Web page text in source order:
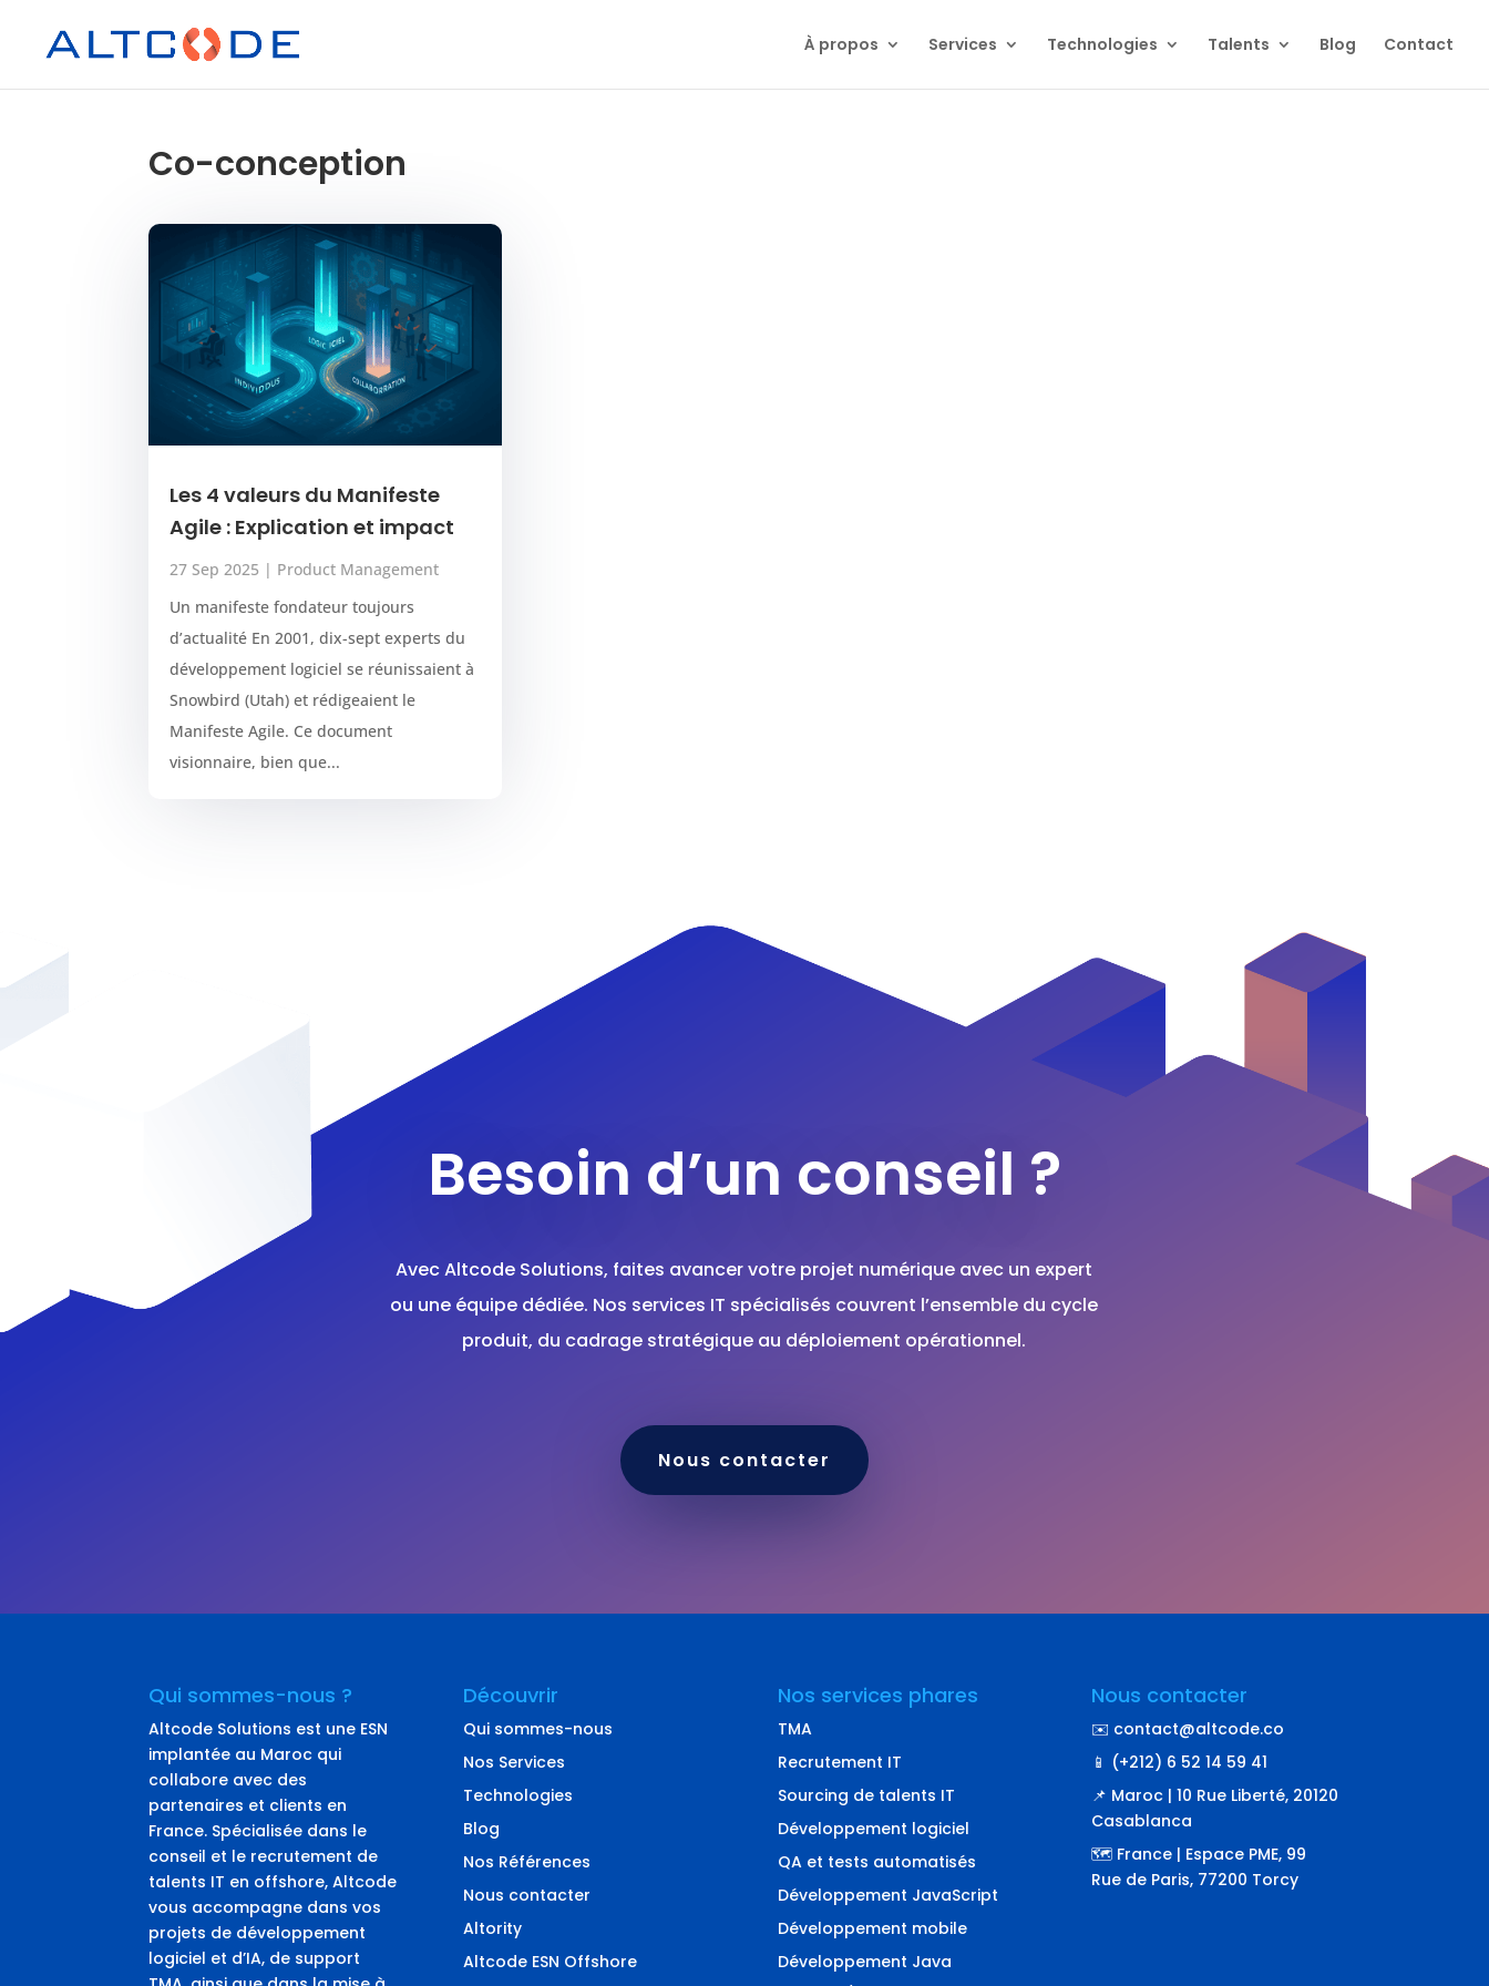
À propos Services Technologies Talents Blog Contact
Co-conception
Les 4 valeurs du Manifeste
Agile : Explication et impact
27 Sep 2025 | Product Management
Un manifeste fondateur toujours
d’actualité En 2001, dix-sept experts du
développement logiciel se réunissaient à
Snowbird (Utah) et rédigeaient le
Manifeste Agile. Ce document
visionnaire, bien que...
Besoin d’un conseil ?
Avec Altcode Solutions, faites avancer votre projet numérique avec un expert
ou une équipe dédiée. Nos services IT spécialisés couvrent l’ensemble du cycle
produit, du cadrage stratégique au déploiement opérationnel.
Nous contacter
Qui sommes-nous ?
Altcode Solutions est une ESN
implantée au Maroc qui
collabore avec des
partenaires et clients en
France. Spécialisée dans le
conseil et le recrutement de
talents IT en offshore, Altcode
vous accompagne dans vos
projets de développement
logiciel et d’IA, de support
Découvrir
Qui sommes-nous
Nos Services
Technologies
Blog
Nos Références
Nous contacter
Altority
Altcode ESN Offshore
Nos services phares
TMA
Recrutement IT
Sourcing de talents IT
Développement logiciel
QA et tests automatisés
Développement JavaScript
Développement mobile
Développement Java
Nous contacter
✉️ contact@altcode.co
📱 (+212) 6 52 14 59 41
📌 Maroc | 10 Rue Liberté, 20120
Casablanca
🗺️ France | Espace PME, 99
Rue de Paris, 77200 Torcy